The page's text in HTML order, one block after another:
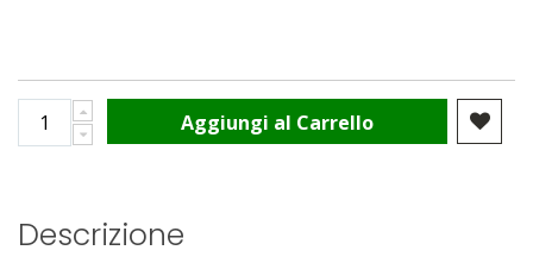
Aggiungi al Carrello
Descrizione